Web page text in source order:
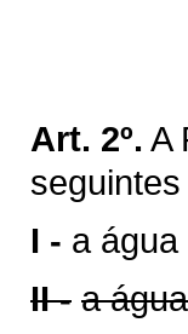
Art. 2º. A
I - a
II - a